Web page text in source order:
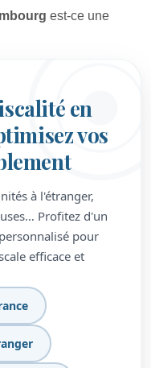
est-ce une
en
vos
à l'étranger,
Profitez d'un
pour
efficace et